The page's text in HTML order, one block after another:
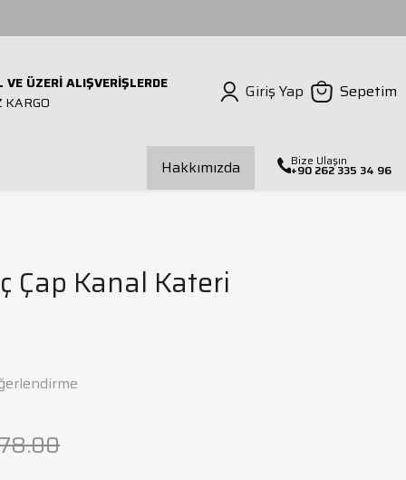
ÜZERİ ALIŞVERİŞLERDE
KARGO
Giriş Yap Sepetim
Bağlama Seti
Hakkımızda Bize Ulaşın
+90 262 335 34 96
Çap Kanal Kateri